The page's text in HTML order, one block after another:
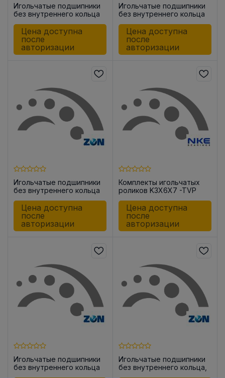
Игольчатые подшипники
без внутреннего кольца
Цена доступна
после
авторизации
Игольчатые подшипники
без внутреннего кольца
Цена доступна
после
авторизации
Игольчатые подшипники
без внутреннего кольца
HK2216 -OH
Цена доступна
после
авторизации
Комплекты игольчатых
роликов K3X6X7 -TVP
Цена доступна
после
авторизации
Игольчатые подшипники
без внутреннего кольца
Игольчатые подшипники
без внутреннего кольца,